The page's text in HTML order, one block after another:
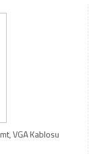
VGA Kablosu